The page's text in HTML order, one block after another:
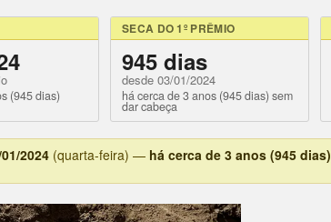
(945 dias)
SECA DO 1º PRÊMIO
945 dias
desde 03/01/2024
há cerca de 3 anos (945 dias) sem
dar cabeça
2024 (quarta-feira) — há cerca de 3 anos (945 dias)